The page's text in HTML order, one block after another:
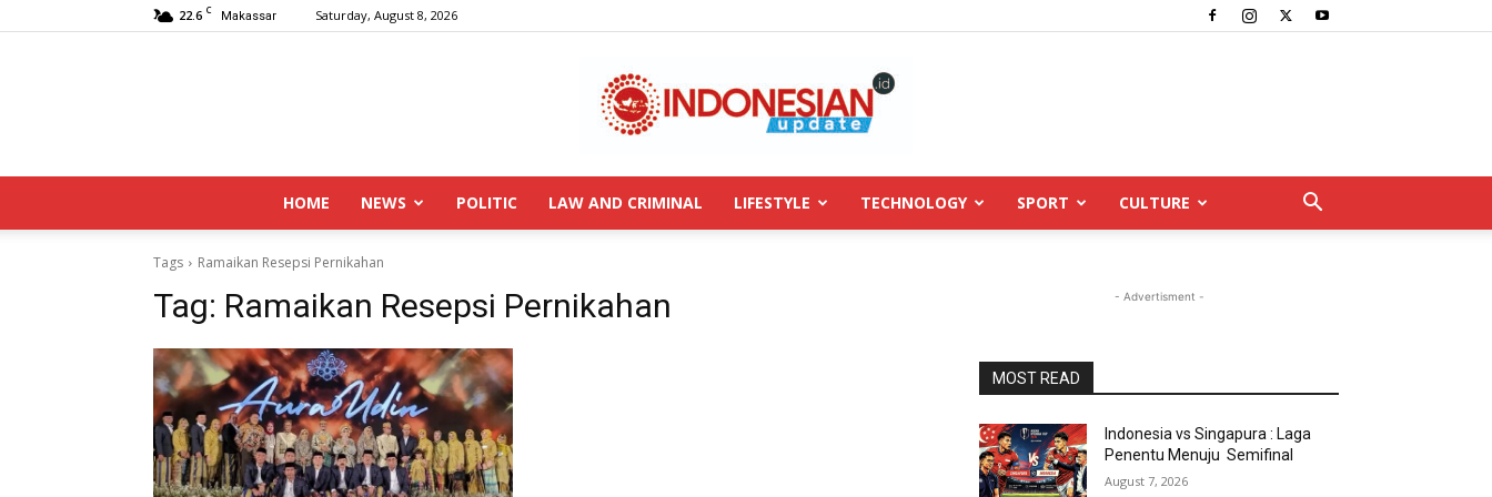
22.6 C Makassar Saturday, August 8, 2026
HOME NEWS POLITIC LAW AND CRIMINAL LIFESTYLE TECHNOLOGY SPORT CULTURE
Tags Ramaikan Resepsi Pernikahan
Tag: Ramaikan Resepsi Pernikahan - Advertisment -
MOST READ
Indonesia vs Singapura : Laga
Penentu Menuju Semifinal
August 7, 2026